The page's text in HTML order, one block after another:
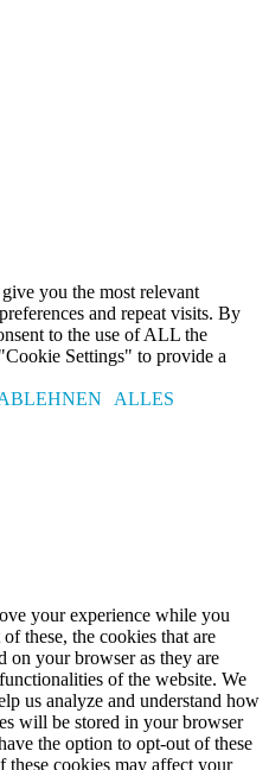
you the most relevant
and repeat visits. By
to the use of ALL the
Settings" to provide a
ALLES
your experience while you
these, the cookies that are
on your browser as they are
of the website. We
us analyze and understand how
will be stored in your browser
the option to opt-out of these
cookies may affect your